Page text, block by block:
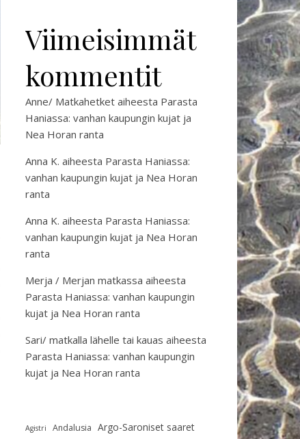
Viimeisimmät
kommentit
Anne/ Matkahetket aiheesta Parasta
Haniassa: vanhan kaupungin kujat ja
Nea Horan ranta
Anna K. aiheesta Parasta Haniassa:
vanhan kaupungin kujat ja Nea Horan
ranta
Anna K. aiheesta Parasta Haniassa:
vanhan kaupungin kujat ja Nea Horan
ranta
Merja / Merjan matkassa aiheesta
Parasta Haniassa: vanhan kaupungin
kujat ja Nea Horan ranta
Sari/ matkalla lähelle tai kauas aiheesta
Parasta Haniassa: vanhan kaupungin
kujat ja Nea Horan ranta
Agistri Andalusia Argo-Saroniset saaret